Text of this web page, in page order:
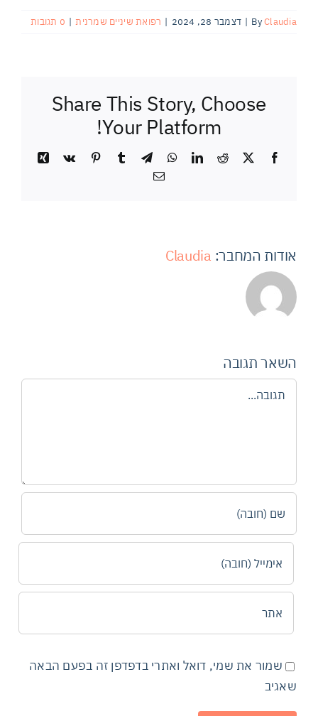
ByClaudia
| דצמבר 28, 2024 | רפואת שיניים שמרנית | 0 תגובות
Share This Story, Choose
Your Platform!
Facebook
X
Reddit
LinkedIn
WhatsApp
Telegram
Tumblr
Pinterest
Vk
Xing
כתובת
אודות המחבר: Claudia
השאר תגובה
שמור את שמי, דואל ואתרי בדפדפן זה בפעם הבאה
שאגיב